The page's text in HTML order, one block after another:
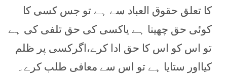
کا تعلق حقوق العباد سے ہے تو جس کسی کا
کوئی حق چھینا ہے یاکسی کی حق تلفی کی ہے
تو اس کو اس کا حق ادا کرے،اگرکسی پر ظلم
کیااور ستایا ہے تو اس سے معافی طلب کرے۔